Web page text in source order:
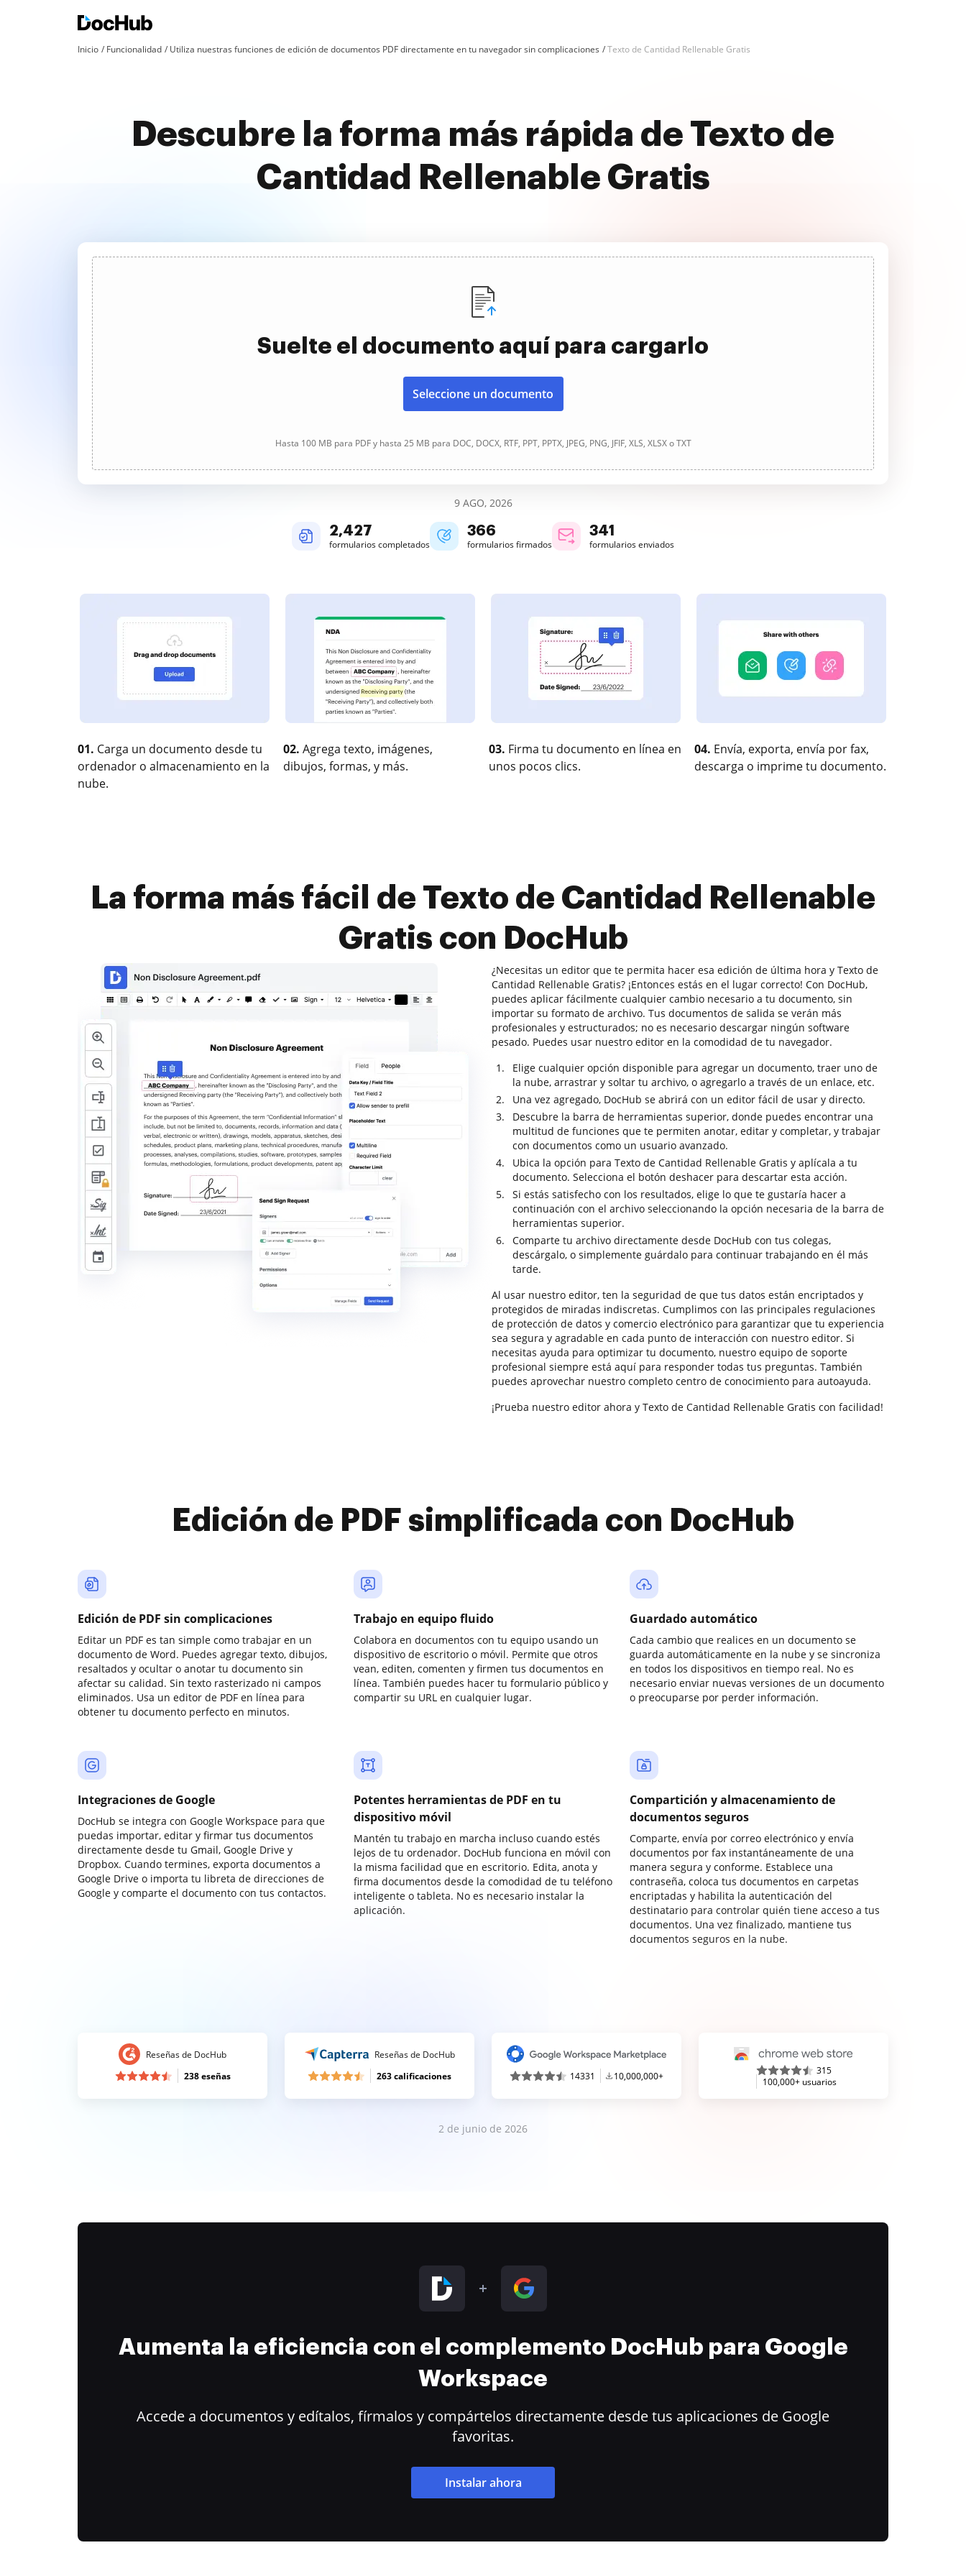
Inicio Funcionalidad Utiliza nuestras funciones de edición de documentos PDF directamente en tu navegador sin complicaciones Texto de Cantidad Rellenable Gratis
Descubre la forma más rápida de Texto de
Cantidad Rellenable Gratis
Suelte el documento aquí para cargarlo
Seleccione un documento
Hasta 100 MB para PDF y hasta 25 MB para DOC, DOCX, RTF, PPT, PPTX, JPEG, PNG, JFIF, XLS, XLSX o TXT
9 AGO, 2026
2,427
formularios completados
366
formularios firmados
342
formularios enviados
01. Carga un documento desde tu
ordenador o almacenamiento en la
nube.
02. Agrega texto, imágenes,
dibujos, formas, y más.
03. Firma tu documento en línea en
unos pocos clics.
04. Envía, exporta, envía por fax,
descarga o imprime tu documento.
La forma más fácil de Texto de Cantidad Rellenable
Gratis con DocHub
¿Necesitas un editor que te permita hacer esa edición de última hora y Texto de
Cantidad Rellenable Gratis? ¡Entonces estás en el lugar correcto! Con DocHub,
puedes aplicar fácilmente cualquier cambio necesario a tu documento, sin
importar su formato de archivo. Tus documentos de salida se verán más
profesionales y estructurados; no es necesario descargar ningún software
pesado. Puedes usar nuestro editor en la comodidad de tu navegador.
Elige cualquier opción disponible para agregar un documento, traer uno de
la nube, arrastrar y soltar tu archivo, o agregarlo a través de un enlace, etc.
Una vez agregado, DocHub se abrirá con un editor fácil de usar y directo.
Descubre la barra de herramientas superior, donde puedes encontrar una
multitud de funciones que te permiten anotar, editar y completar, y trabajar
con documentos como un usuario avanzado.
Ubica la opción para Texto de Cantidad Rellenable Gratis y aplícala a tu
documento. Selecciona el botón deshacer para descartar esta acción.
Si estás satisfecho con los resultados, elige lo que te gustaría hacer a
continuación con el archivo seleccionando la opción necesaria de la barra de
herramientas superior.
Comparte tu archivo directamente desde DocHub con tus colegas,
descárgalo, o simplemente guárdalo para continuar trabajando en él más
tarde.
Al usar nuestro editor, ten la seguridad de que tus datos están encriptados y
protegidos de miradas indiscretas. Cumplimos con las principales regulaciones
de protección de datos y comercio electrónico para garantizar que tu experiencia
sea segura y agradable en cada punto de interacción con nuestro editor. Si
necesitas ayuda para optimizar tu documento, nuestro equipo de soporte
profesional siempre está aquí para responder todas tus preguntas. También
puedes aprovechar nuestro completo centro de conocimiento para autoayuda.
¡Prueba nuestro editor ahora y Texto de Cantidad Rellenable Gratis con facilidad!
Edición de PDF simplificada con DocHub
Edición de PDF sin complicaciones
Editar un PDF es tan simple como trabajar en un
documento de Word. Puedes agregar texto, dibujos,
resaltados y ocultar o anotar tu documento sin
afectar su calidad. Sin texto rasterizado ni campos
eliminados. Usa un editor de PDF en línea para
obtener tu documento perfecto en minutos.
Trabajo en equipo fluido
Colabora en documentos con tu equipo usando un
dispositivo de escritorio o móvil. Permite que otros
vean, editen, comenten y firmen tus documentos en
línea. También puedes hacer tu formulario público y
compartir su URL en cualquier lugar.
Guardado automático
Cada cambio que realices en un documento se
guarda automáticamente en la nube y se sincroniza
en todos los dispositivos en tiempo real. No es
necesario enviar nuevas versiones de un documento
o preocuparse por perder información.
Integraciones de Google
DocHub se integra con Google Workspace para que
puedas importar, editar y firmar tus documentos
directamente desde tu Gmail, Google Drive y
Dropbox. Cuando termines, exporta documentos a
Google Drive o importa tu libreta de direcciones de
Google y comparte el documento con tus contactos.
Potentes herramientas de PDF en tu
dispositivo móvil
Mantén tu trabajo en marcha incluso cuando estés
lejos de tu ordenador. DocHub funciona en móvil con
la misma facilidad que en escritorio. Edita, anota y
firma documentos desde la comodidad de tu teléfono
inteligente o tableta. No es necesario instalar la
aplicación.
Compartición y almacenamiento de
documentos seguros
Comparte, envía por correo electrónico y envía
documentos por fax instantáneamente de una
manera segura y conforme. Establece una
contraseña, coloca tus documentos en carpetas
encriptadas y habilita la autenticación del
destinatario para controlar quién tiene acceso a tus
documentos. Una vez finalizado, mantiene tus
documentos seguros en la nube.
Reseñas de DocHub
238 eseñas
Reseñas de DocHub
263 calificaciones
14331 10,000,000+
315
100,000+ usuarios
2 de junio de 2026
Aumenta la eficiencia con el complemento DocHub para Google
Workspace
Accede a documentos y edítalos, fírmalos y compártelos directamente desde tus aplicaciones de Google
favoritas.
Instalar ahora